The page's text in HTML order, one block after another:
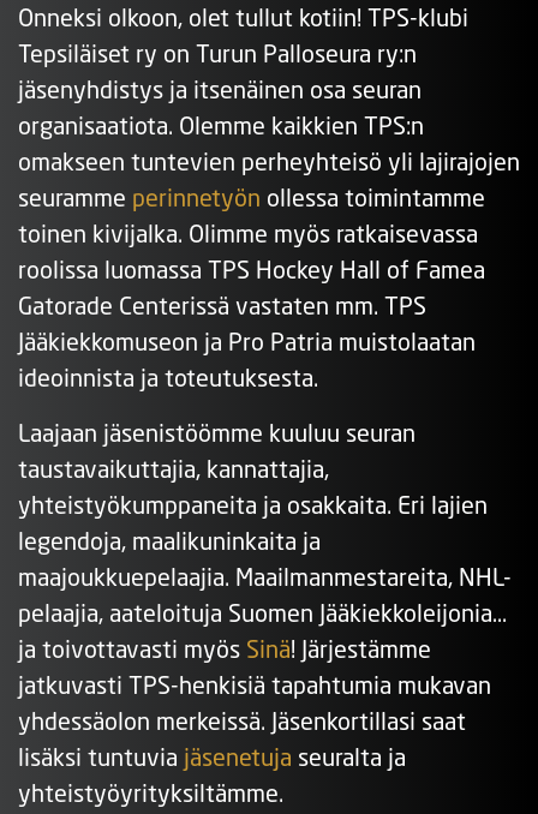
Onneksi olkoon, olet tullut kotiin! TPS-klubi
Tepsiläiset ry on Turun Palloseura ry:n
jäsenyhdistys ja itsenäinen osa seuran
organisaatiota. Olemme kaikkien TPS:n
omakseen tuntevien perheyhteisö yli lajirajojen
seuramme perinnetyön ollessa toimintamme
toinen kivijalka. Olimme myös ratkaisevassa
roolissa luomassa TPS Hockey Hall of Famea
Gatorade Centerissä vastaten mm. TPS
Jääkiekkomuseon ja Pro Patria muistolaatan
ideoinnista ja toteutuksesta.
Laajaan jäsenistöömme kuuluu seuran
taustavaikuttajia, kannattajia,
yhteistyökumppaneita ja osakkaita. Eri lajien
legendoja, maalikuninkaita ja
maajoukkuepelaajia. Maailmanmestareita, NHL-
pelaajia, aateloituja Suomen Jääkiekkoleijonia…
ja toivottavasti myös Sinä! Järjestämme
jatkuvasti TPS-henkisiä tapahtumia mukavan
yhdessäolon merkeissä. Jäsenkortillasi saat
lisäksi tuntuvia jäsenetuja seuralta ja
yhteistyöyrityksiltämme.